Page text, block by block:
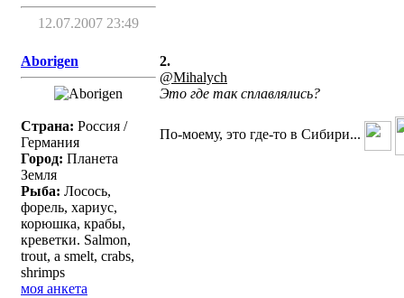
12.07.2007 23:49
Aborigen
Страна: Россия /
Германия
Город: Планета
Земля
Рыба: Лосось,
форель, хариус,
корюшка, крабы,
креветки. Salmon,
trout, a smelt, crabs,
shrimps
моя анкета
2.
@Mihalych
Это где так сплавлялись?
По-моему, это где-то в Сибири...